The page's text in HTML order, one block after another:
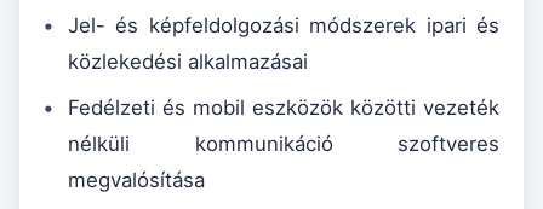
Jel- és képfeldolgozási módszerek ipari és
közlekedési alkalmazásai
Fedélzeti és mobil eszközök közötti vezeték
nélküli kommunikáció szoftveres
megvalósítása